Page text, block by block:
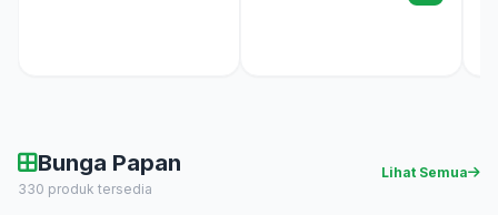
Bunga Papan
330 produk tersedia
Lihat Semua